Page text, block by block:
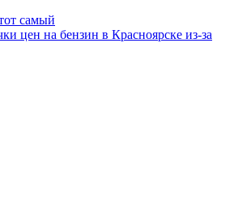
самый
цен на бензин в Красноярске из-за